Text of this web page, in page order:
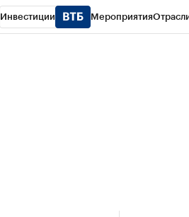
Инвестиции Мероприятия